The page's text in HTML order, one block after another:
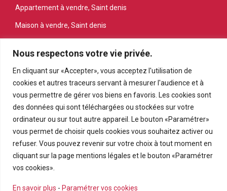
Nous respectons votre vie privée.
En cliquant sur «Accepter», vous acceptez l'utilisation de
cookies et autres traceurs servant à mesurer l'audience et à
vous permettre de gérer vos biens en favoris. Les cookies sont
des données qui sont téléchargées ou stockées sur votre
ordinateur ou sur tout autre appareil. Le bouton «Paramétrer»
vous permet de choisir quels cookies vous souhaitez activer ou
refuser. Vous pouvez revenir sur votre choix à tout moment en
cliquant sur la page mentions légales et le bouton «Paramétrer
vos cookies».
En savoir plus - Paramétrer vos cookies
Appartement à vendre, Saint denis
Maison à vendre, Saint denis
Appartement à vendre, Saint pierre
Appartement à vendre, Le tampon
Terrain à vendre, Petite ile